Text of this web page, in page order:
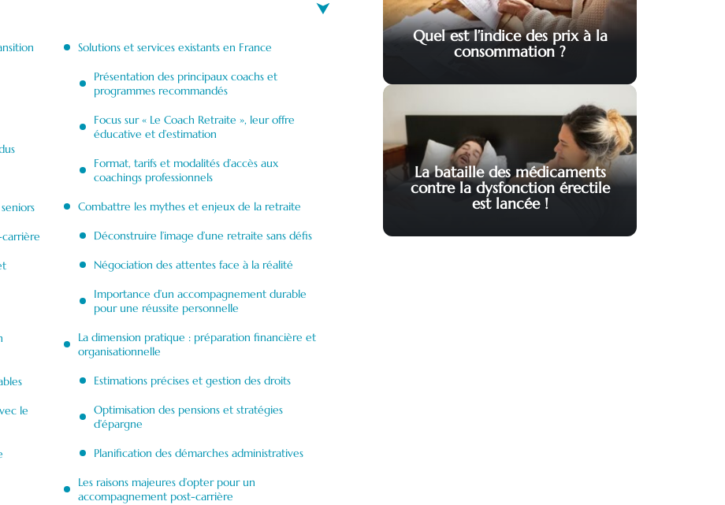
carrière
le
Solutions et services existants en France
Présentation des principaux coachs et
programmes recommandés
Focus sur « Le Coach Retraite », leur offre
éducative et d’estimation
Format, tarifs et modalités d’accès aux
coachings professionnels
Combattre les mythes et enjeux de la retraite
Déconstruire l’image d’une retraite sans défis
Négociation des attentes face à la réalité
Importance d’un accompagnement durable
pour une réussite personnelle
La dimension pratique : préparation financière et
organisationnelle
Estimations précises et gestion des droits
Optimisation des pensions et stratégies
d’épargne
Planification des démarches administratives
Les raisons majeures d’opter pour un
accompagnement post-carrière
Quel est l’indice des prix à la
consommation ?
La bataille des médicaments
contre la dysfonction érectile
est lancée !